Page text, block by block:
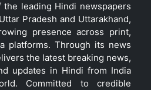
leading Hindi newspapers
Pradesh and Uttarakhand,
presence across print,
platforms. Through its news
the latest breaking news,
updates in Hindi from India
Committed to credible